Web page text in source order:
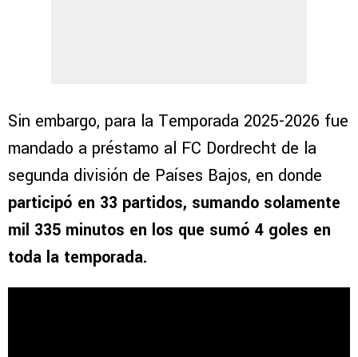
Sin embargo, para la Temporada 2025-2026 fue
mandado a préstamo al FC Dordrecht de la
segunda división de Países Bajos, en donde
participó en 33 partidos, sumando solamente
mil 335 minutos en los que sumó 4 goles en
toda la temporada.